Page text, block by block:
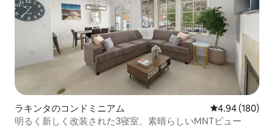
ラキンタのコンドミニアム レビュー180
4.94 (180)
明るく新しく改装された3寝室、素晴らしいMNTビュー